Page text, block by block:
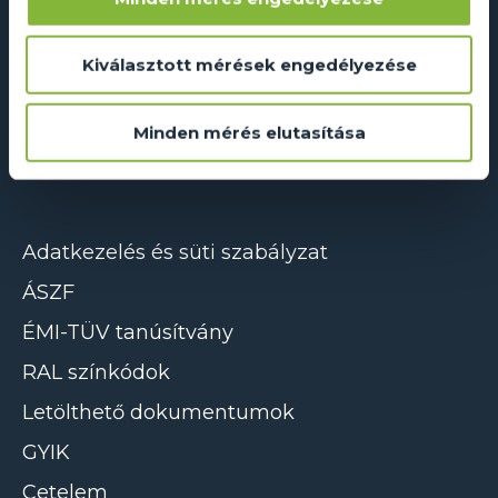
Kiválasztott mérések engedélyezése
Minden mérés elutasítása
info@dualglass.hu
+36 20 211 51 51
Adatkezelés és süti szabályzat
ÁSZF
ÉMI-TÜV tanúsítvány
RAL színkódok
Letölthető dokumentumok
GYIK
Cetelem